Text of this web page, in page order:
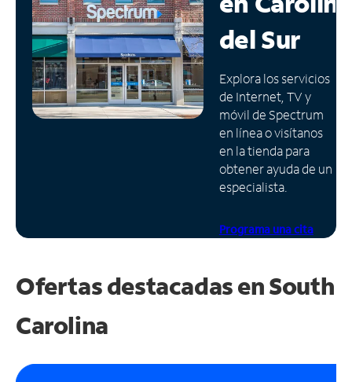
Administrar
cuenta
Encuentra
una
tienda
del Sur
Explora los servicios
de Internet, TV y
móvil de Spectrum
en línea o visítanos
en la tienda para
obtener ayuda de un
especialista.
Programa una cita
Ofertas destacadas enSouth
Carolina